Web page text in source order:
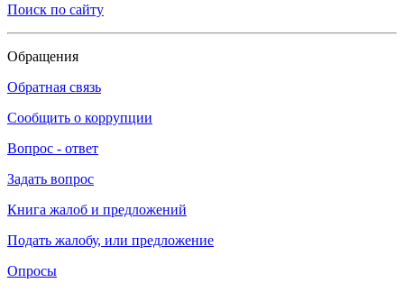
Поиск по сайту
Обращения
Обратная связь
Сообщить о коррупции
Вопрос - ответ
Задать вопрос
Книга жалоб и предложений
Подать жалобу, или предложение
Опросы